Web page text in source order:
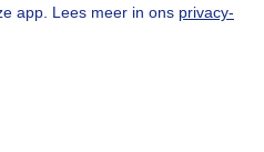
app. Lees meer in ons privacy-